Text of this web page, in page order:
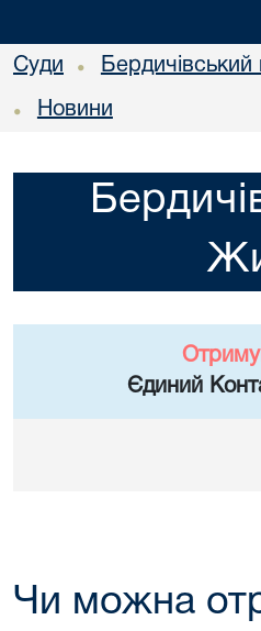
Суди •
• Новини
Єдиний
Чи можна